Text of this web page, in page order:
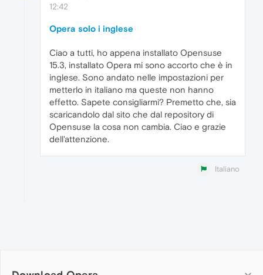
12:42
Opera solo i inglese
Ciao a tutti, ho appena installato Opensuse
15.3, installato Opera mi sono accorto che è in
inglese. Sono andato nelle impostazioni per
metterlo in italiano ma queste non hanno
effetto. Sapete consigliarmi? Premetto che, sia
scaricandolo dal sito che dal repository di
Opensuse la cosa non cambia. Ciao e grazie
dell'attenzione.
Italiano